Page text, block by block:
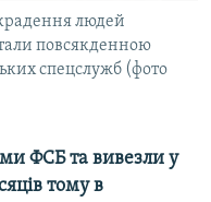
людей
повсякденною
спецслужб (фото
ФСБ та вивезли у
тому в